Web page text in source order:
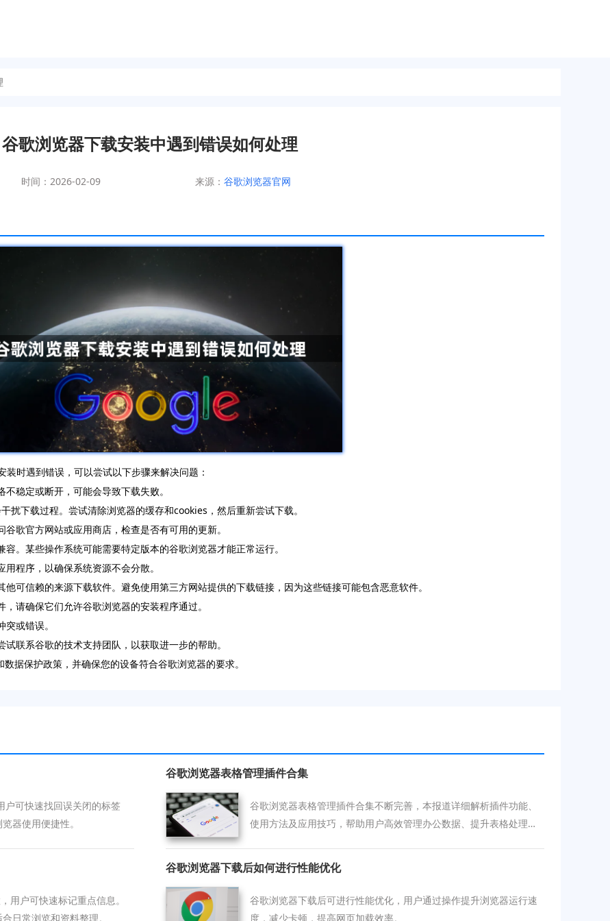
谷歌浏览器下载安装中遇到错误如何处理
时间：2026-02-09 来源： 谷歌浏览器官网
时遇到错误，可以尝试以下步骤来解决问题：
稳定或断开，可能会导致下载失败。
下载过程。尝试清除浏览器的缓存和cookies，然后重新尝试下载。
歌官方网站或应用商店，检查是否有可用的更新。
。某些操作系统可能需要特定版本的谷歌浏览器才能正常运行。
程序，以确保系统资源不会分散。
可信赖的来源下载软件。避免使用第三方网站提供的下载链接，因为这些链接可能包含恶意软件。
请确保它们允许谷歌浏览器的安装程序通过。
或错误。
联系谷歌的技术支持团队，以获取进一步的帮助。
据保护政策，并确保您的设备符合谷歌浏览器的要求。
可快速找回误关闭的标签
器使用便捷性。
谷歌浏览器表格管理插件合集
谷歌浏览器表格管理插件合集不断完善，本报道详细解析插件功能、
使用方法及应用技巧，帮助用户高效管理办公数据、提升表格处理能
用户可快速标记重点信息。
日常浏览和资料整理。
谷歌浏览器下载后如何进行性能优化
谷歌浏览器下载后可进行性能优化，用户通过操作提升浏览器运行速
度，减少卡顿，提高网页加载效率。